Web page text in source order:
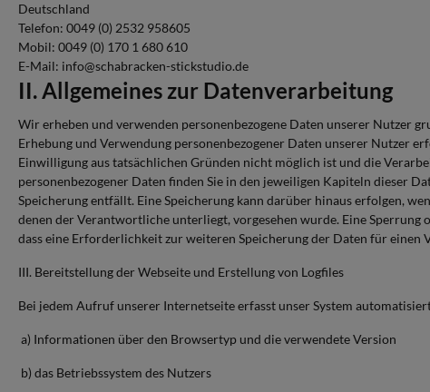
Deutschland
Telefon: 0049 (0) 2532 958605
Mobil: 0049 (0) 170 1 680 610
E-Mail: info@schabracken-stickstudio.de
II. Allgemeines zur Datenverarbeitung
Wir erheben und verwenden personenbezogene Daten unserer Nutzer
Erhebung und Verwendung personenbezogener Daten unserer Nutzer
Einwilligung aus tatsächlichen Gründen nicht möglich ist und die
personenbezogener Daten finden Sie in den jeweiligen Kapiteln dieser
Speicherung entfällt. Eine Speicherung kann darüber hinaus erfolgen,
denen der Verantwortliche unterliegt, vorgesehen wurde. Eine
dass eine Erforderlichkeit zur weiteren Speicherung der Daten für einen
III. Bereitstellung der Webseite und Erstellung von Logfiles
Bei jedem Aufruf unserer Internetseite erfasst unser System
a) Informationen über den Browsertyp und die verwendete Version
b) das Betriebssystem des Nutzers